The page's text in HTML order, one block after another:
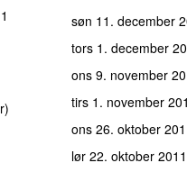
1
søn 11. december
tors 1. december
ons 9. november
tirs 1. november
ons 26. oktober
lør 22. oktober 2011